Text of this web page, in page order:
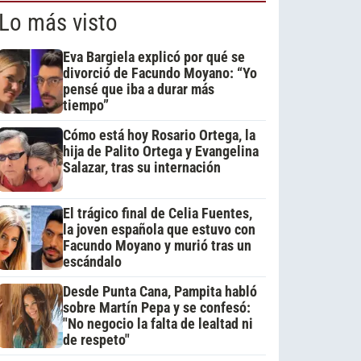
más visto
Eva Bargiela explicó por qué se
divorció de Facundo Moyano: “Yo
pensé que iba a durar más
tiempo”
Cómo está hoy Rosario Ortega, la
hija de Palito Ortega y Evangelina
Salazar, tras su internación
El trágico final de Celia Fuentes,
la joven española que estuvo con
Facundo Moyano y murió tras un
escándalo
Desde Punta Cana, Pampita habló
sobre Martín Pepa y se confesó:
"No negocio la falta de lealtad ni
de respeto"